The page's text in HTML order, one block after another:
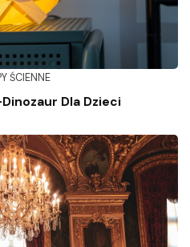
ŚCIENNE
Dla Dzieci